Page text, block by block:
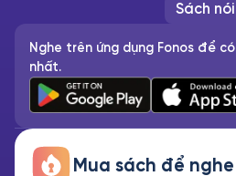
Sách nói
Nghe trên ứng dụng Fonos để
nhất.
Mua sách để